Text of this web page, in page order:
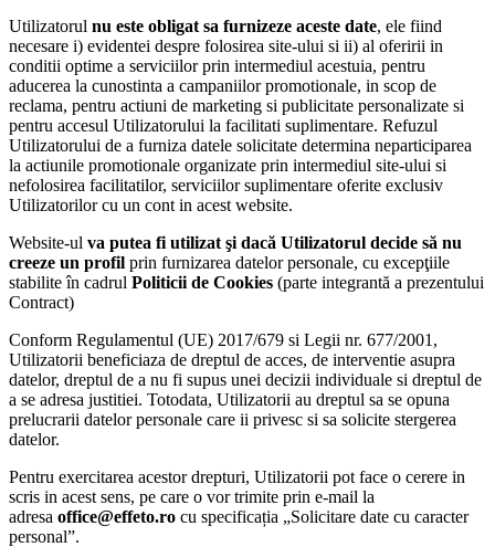
Utilizatorul nu este obligat sa furnizeze aceste date, ele fiind
necesare i) evidentei despre folosirea site-ului si ii) al oferirii in
conditii optime a serviciilor prin intermediul acestuia, pentru
aducerea la cunostinta a campaniilor promotionale, in scop de
reclama, pentru actiuni de marketing si publicitate personalizate si
pentru accesul Utilizatorului la facilitati suplimentare. Refuzul
Utilizatorului de a furniza datele solicitate determina neparticiparea
la actiunile promotionale organizate prin intermediul site-ului si
nefolosirea facilitatilor, serviciilor suplimentare oferite exclusiv
Utilizatorilor cu un cont in acest website.
Website-ul va putea fi utilizat şi dacă Utilizatorul decide să nu
creeze un profil prin furnizarea datelor personale, cu excepţiile
stabilite în cadrul Politicii de Cookies (parte integrantă a prezentului
Contract)
Conform Regulamentul (UE) 2017/679 si Legii nr. 677/2001,
Utilizatorii beneficiaza de dreptul de acces, de interventie asupra
datelor, dreptul de a nu fi supus unei decizii individuale si dreptul de
a se adresa justitiei. Totodata, Utilizatorii au dreptul sa se opuna
prelucrarii datelor personale care ii privesc si sa solicite stergerea
datelor.
Pentru exercitarea acestor drepturi, Utilizatorii pot face o cerere in
scris in acest sens, pe care o vor trimite prin e-mail la
adresa office@effeto.ro cu specificația „Solicitare date cu caracter
personal”.